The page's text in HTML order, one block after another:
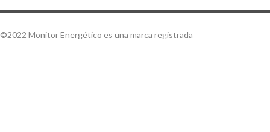
©2022 Monitor Energético es una marca registrada